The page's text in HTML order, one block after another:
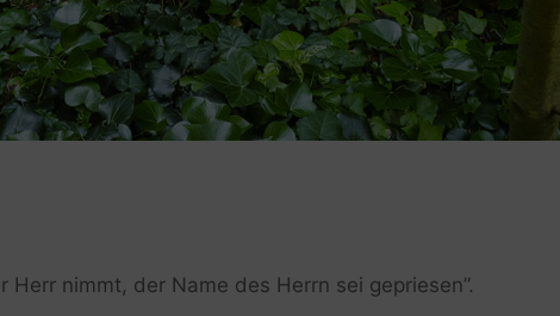
Herr nimmt, der Name des Herrn sei gepriesen”.